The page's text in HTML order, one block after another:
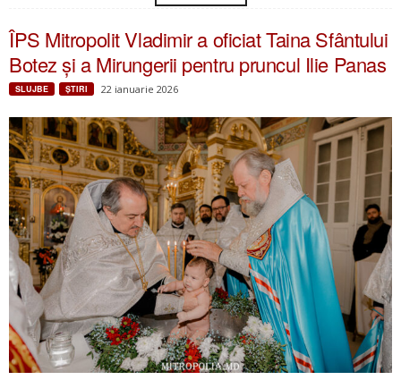
ÎPS Mitropolit Vladimir a oficiat Taina Sfântului
Botez și a Mirungerii pentru pruncul Ilie Panas
SLUJBE ŞTIRI 22 ianuarie 2026